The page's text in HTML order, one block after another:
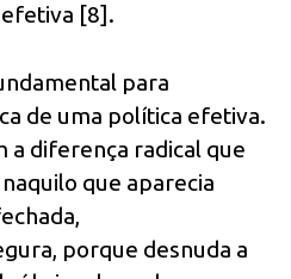
[8].
para
de uma política efetiva.
a diferença radical que
que aparecia
porque desnuda a